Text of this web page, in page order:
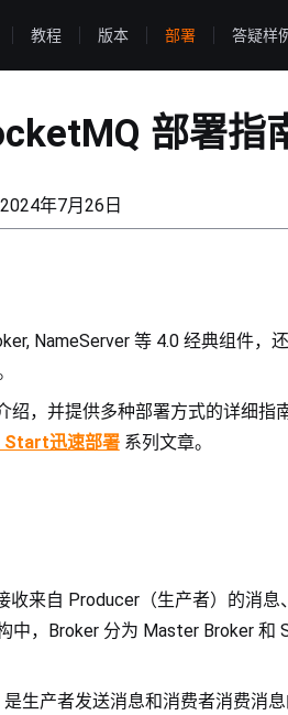
教程 版本 部署 答疑样
部署指
2024年7月26日
NameServer 等 4.0 经典组件，
绍，并提供多种部署方式的详细指
Start迅速部署系列文章。
收来自 Producer（生产者）的消
中，Broker 分为 Master Broker 和
生产者发送消息和消费者消费消息